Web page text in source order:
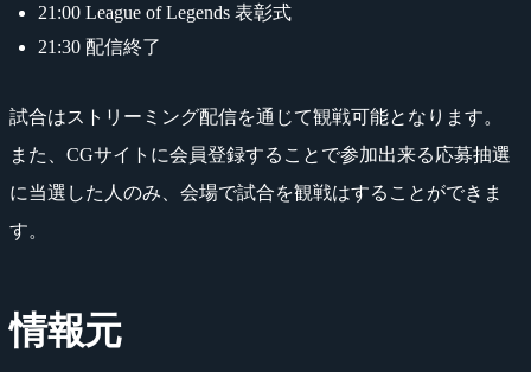
21:00 League of Legends 表彰式
21:30 配信終了
試合はストリーミング配信を通じて観戦可能となります。
また、CGサイトに会員登録することで参加出来る応募抽選
に当選した人のみ、会場で試合を観戦はすることができま
す。
情報元